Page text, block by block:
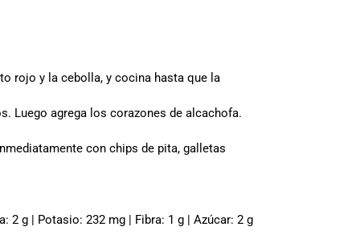
rojo y la cebolla, y cocina hasta que la
Luego agrega los corazones de alcachofa.
con chips de pita, galletas
2 g | Potasio: 232 mg | Fibra: 1 g | Azúcar: 2 g